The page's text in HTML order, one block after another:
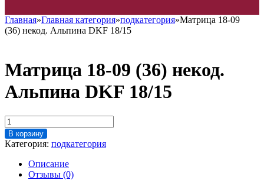
Главная»Главная категория»подкатегория»Матрица 18-09
(36) некод. Альпина DKF 18/15
Матрица 18-09 (36) некод.
Альпина DKF 18/15
Количество
товара
Матрица
(36)
В корзину
Категория: подкатегория
Описание
Отзывы (0)